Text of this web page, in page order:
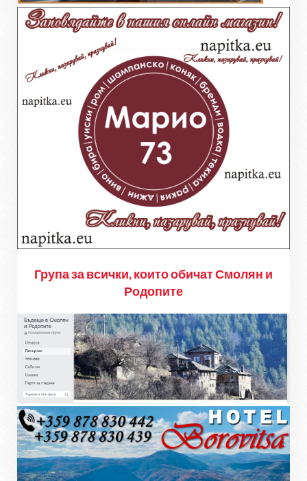
Група за всички, които обичат Смолян и
Родопите